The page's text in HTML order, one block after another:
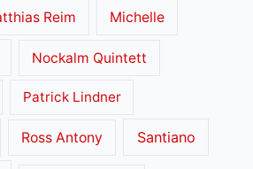
Reim Michelle
Nockalm Quintett
Patrick Lindner
Ross Antony Santiano